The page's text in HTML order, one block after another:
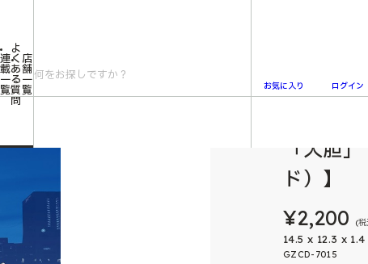
連
載
一
覧
よ
く
あ
る
質
問
店
舗
一
覧
お気に入り ログイン
（CD＋アクリルスタンド）】
「大胆
ド）】
¥2,200 (税
14.5 x 12.3 x 1.4
GZCD-7015